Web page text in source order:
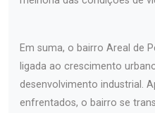
Em suma, o bairro Areal de
ligada ao crescimento
desenvolvimento industrial.
enfrentados, o bairro se